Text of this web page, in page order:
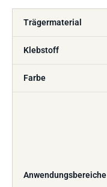
Trägermaterial
Klebstoff
Farbe
Anwendungsbereiche